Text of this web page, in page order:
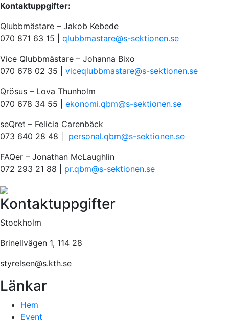
Kontaktuppgifter:
Qlubbmästare – Jakob Kebede
070 871 63 15 | qlubbmastare@s-sektionen.se
Vice Qlubbmästare – Johanna Bixo
070 678 02 35 | viceqlubbmastare@s-sektionen.se
Qrösus – Lova Thunholm
070 678 34 55 | ekonomi.qbm@s-sektionen.se
seQret – Felicia Carenbäck
073 640 28 48 | personal.qbm@s-sektionen.se
FAQer – Jonathan McLaughlin
072 293 21 88 | pr.qbm@s-sektionen.se
Kontaktuppgifter
Stockholm
Brinellvägen 1, 114 28
styrelsen@s.kth.se
Länkar
Hem
Event